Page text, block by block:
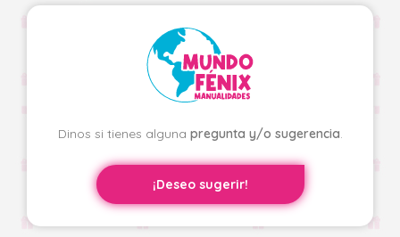
Dinos si tienes alguna pregunta y/o sugerencia.
¡Deseo sugerir!